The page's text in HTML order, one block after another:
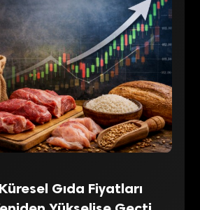
Gıda Fiyatları